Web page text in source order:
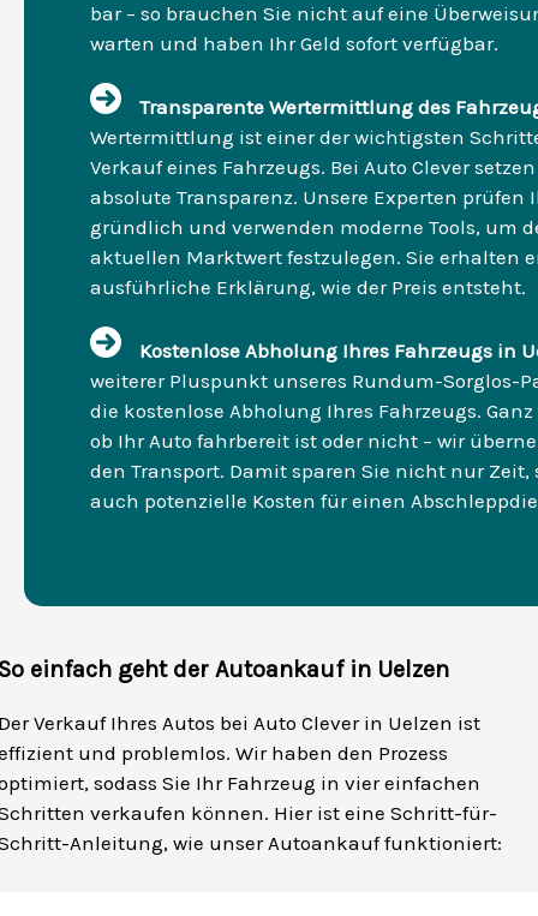
bar – so brauchen Sie nicht auf eine
warten und haben Ihr Geld sofort verfügbar.
Transparente Wertermittlung des
Wertermittlung ist einer der wichtigsten
Verkauf eines Fahrzeugs. Bei Auto Clever
absolute Transparenz. Unsere Experten prüfen
gründlich und verwenden moderne Tools, um
aktuellen Marktwert festzulegen. Sie erhalten
ausführliche Erklärung, wie der Preis entsteht.
Kostenlose Abholung Ihres Fahrzeugs in
weiterer Pluspunkt unseres Rundum-Sorglos-
die kostenlose Abholung Ihres Fahrzeugs.
ob Ihr Auto fahrbereit ist oder nicht – wir
den Transport. Damit sparen Sie nicht nur Zeit,
auch potenzielle Kosten für einen
einfach geht der Autoankauf in Uelzen
Verkauf Ihres Autos bei Auto Clever in Uelzen ist
und problemlos. Wir haben den Prozess
sodass Sie Ihr Fahrzeug in vier einfachen
verkaufen können. Hier ist eine Schritt-für-
Anleitung, wie unser Autoankauf funktioniert: